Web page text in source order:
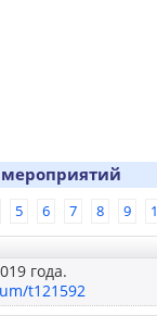
5 6 7 8 9
года.
t121592